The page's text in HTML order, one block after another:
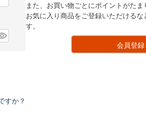
すか？
また、お買い物ごとにポイントがたま
お気に入り商品をご登録いただける
す。
会員登録